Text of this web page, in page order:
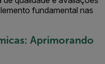
fundamental nas
Aprimorando